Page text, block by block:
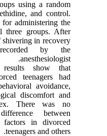
using a random
and control.
for administering the
three groups. After
shivering in recovery
by the
anesthesiologist.
results show that
teenagers had
avoidance,
discomfort and
There was no
between
factors in divorced
teenagers and others.